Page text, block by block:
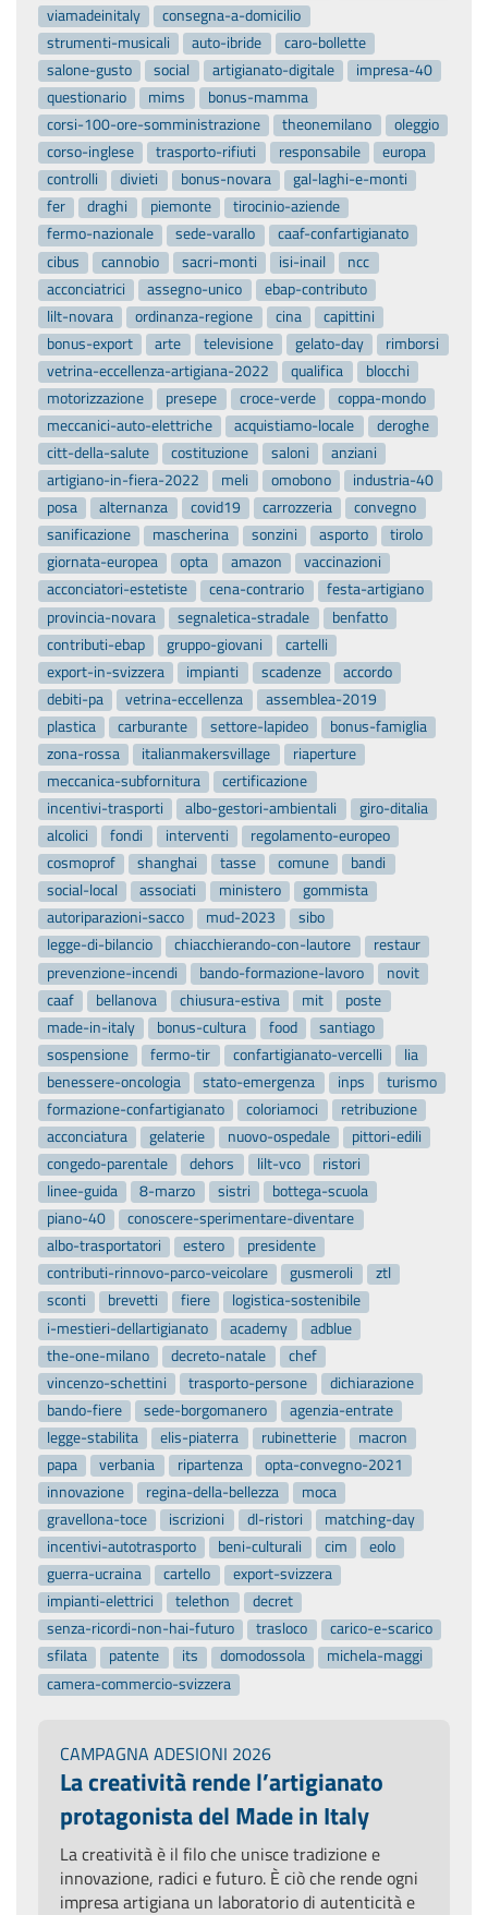
viamadeinitaly
consegna-a-domicilio
strumenti-musicali
auto-ibride
caro-bollette
salone-gusto
social artigianato-digitale
impresa-40
questionario
mims
bonus-mamma
corsi-100-ore-somministrazione
theonemilano
oleggio
corso-inglese
trasporto-rifiuti responsabile
europa
controlli
divieti bonus-novara
gal-laghi-e-monti
fer
draghi piemonte
tirocinio-aziende
fermo-nazionale
sede-varallo
caaf-confartigianato
cibus
cannobio sacri-monti isi-inail
ncc
acconciatrici
assegno-unico
ebap-contributo
lilt-novara
ordinanza-regione cina
capittini
bonus-export
arte televisione gelato-day
rimborsi
vetrina-eccellenza-artigiana-2022
qualifica
blocchi
motorizzazione
presepe croce-verde
coppa-mondo
meccanici-auto-elettriche
acquistiamo-locale
deroghe
citt-della-salute
costituzione saloni
anziani
artigiano-in-fiera-2022
meli omobono
industria-40
posa
alternanza covid19 carrozzeria
convegno
sanificazione
mascherina sonzini asporto
tirolo
giornata-europea
opta amazon
vaccinazioni
acconciatori-estetiste
cena-contrario
festa-artigiano
provincia-novara
segnaletica-stradale
benfatto
contributi-ebap
gruppo-giovani
cartelli
export-in-svizzera
impianti scadenze
accordo
debiti-pa
vetrina-eccellenza
assemblea-2019
plastica
carburante settore-lapideo
bonus-famiglia
zona-rossa
italianmakersvillage
riaperture
meccanica-subfornitura
certificazione
incentivi-trasporti
albo-gestori-ambientali
giro-ditalia
alcolici
fondi interventi
regolamento-europeo
cosmoprof
shanghai tasse comune
bandi
social-local
associati ministero
gommista
autoriparazioni-sacco
mud-2023
sibo
legge-di-bilancio
chiacchierando-con-lautore
restaur
prevenzione-incendi
bando-formazione-lavoro
novit
caaf
bellanova chiusura-estiva mit
poste
made-in-italy
bonus-cultura food
santiago
sospensione
fermo-tir confartigianato-vercelli
lia
benessere-oncologia
stato-emergenza inps
turismo
formazione-confartigianato
coloriamoci
retribuzione
acconciatura
gelaterie nuovo-ospedale
pittori-edili
congedo-parentale
dehors lilt-vco
ristori
linee-guida
8-marzo sistri
bottega-scuola
piano-40
conoscere-sperimentare-diventare
albo-trasportatori
estero
presidente
contributi-rinnovo-parco-veicolare
gusmeroli
ztl
sconti
brevetti fiere
logistica-sostenibile
i-mestieri-dellartigianato
academy
adblue
the-one-milano
decreto-natale
chef
vincenzo-schettini
trasporto-persone
dichiarazione
bando-fiere
sede-borgomanero
agenzia-entrate
legge-stabilita
elis-piaterra rubinetterie
macron
papa
verbania ripartenza
opta-convegno-2021
innovazione
regina-della-bellezza
moca
gravellona-toce
iscrizioni dl-ristori
matching-day
incentivi-autotrasporto
beni-culturali cim
eolo
guerra-ucraina
cartello
export-svizzera
impianti-elettrici
telethon
decret
senza-ricordi-non-hai-futuro
trasloco
carico-e-scarico
sfilata
patente its domodossola
michela-maggi
camera-commercio-svizzera
CAMPAGNA ADESIONI 2026
La creatività rende l’artigianato
protagonista del Made in Italy
La creatività è il filo che unisce tradizione e
innovazione, radici e futuro. È ciò che rende ogni
impresa artigiana un laboratorio di autenticità e